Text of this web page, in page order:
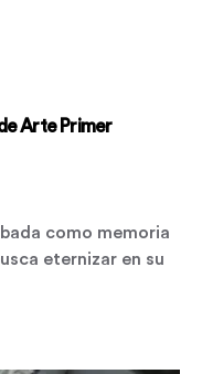
Arte Primer
como memoria
eternizar en su